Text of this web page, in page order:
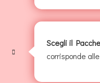
Scegli il
corrisponde